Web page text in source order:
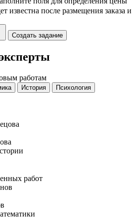
известна после размещения заказа и
Создать задание
работам
История
Психология
работ